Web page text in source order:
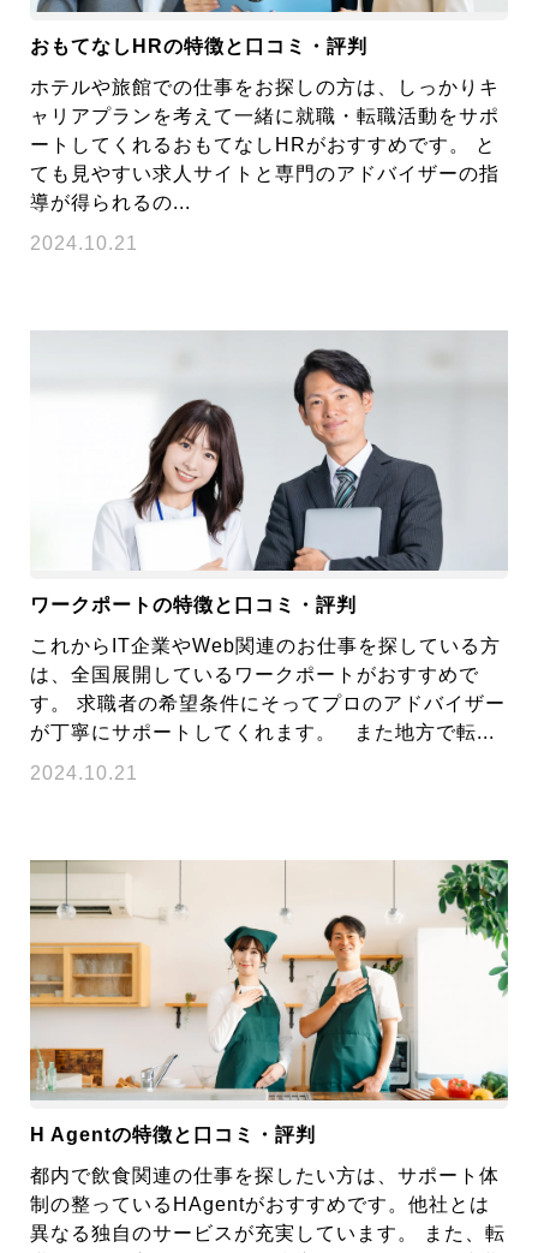
おもてなしHRの特徴と口コミ・評判
ホテルや旅館での仕事をお探しの方は、しっかりキ
ャリアプランを考えて一緒に就職・転職活動をサポ
ートしてくれるおもてなしHRがおすすめです。 と
ても見やすい求人サイトと専門のアドバイザーの指
導が得られるの...
2024.10.21
ワークポートの特徴と口コミ・評判
これからIT企業やWeb関連のお仕事を探している方
は、全国展開しているワークポートがおすすめで
す。 求職者の希望条件にそってプロのアドバイザー
が丁寧にサポートしてくれます。 また地方で転...
2024.10.21
H Agentの特徴と口コミ・評判
都内で飲食関連の仕事を探したい方は、サポート体
制の整っているHAgentがおすすめです。他社とは
異なる独自のサービスが充実しています。 また、転